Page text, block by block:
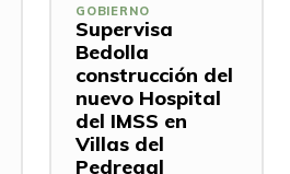
GOBIERNO
Supervisa
Bedolla
construcción del
nuevo Hospital
del IMSS en
Villas del
Pedregal